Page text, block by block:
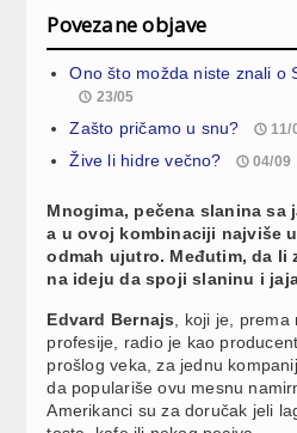
Povezane objave
Ono što možda niste znali o
23/05
Zašto pričamo u snu? 11/
Žive li hidre večno? 04/09
Mnogima, pečena slanina sa
a u ovoj kombinaciji najviše
odmah ujutro. Međutim, da li
na ideju da spoji slaninu i
Edvard Bernajs , koji je,
profesije, radio je kao
prošlog veka, za jednu
da populariše ovu mesnu
Amerikanci su za doručak jeli